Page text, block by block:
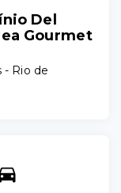
Del
Gourmet
- Rio de